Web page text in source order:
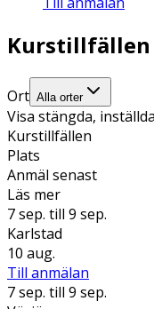
Kurstillfällen
Ort Alla orter
Visa stängda,
Kurstillfällen
Plats
Anmäl senast
Läs mer
7 sep. till 9 sep.
Karlstad
10 aug.
Till anmälan
7 sep. till 9 sep.